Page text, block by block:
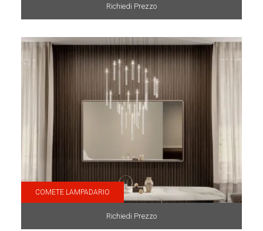
Richiedi Prezzo
COMETE LAMPADARIO
Richiedi Prezzo